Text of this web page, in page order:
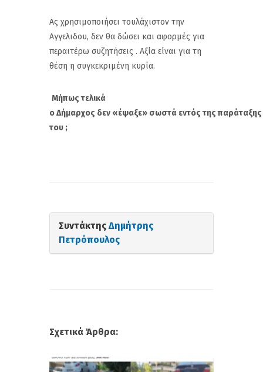
Ας χρησιμοποιήσει τουλάχιστον την
Αγγελιδου, δεν θα δώσει και αφορμές για
περαιτέρω συζητήσεις . Αξία είναι για τη
θέση η συγκεκριμένη κυρία.
Μήπως τελικά
οΔήμαρχος δεν «έψαξε» σωστά εντός της παράταξης
του ;
Συντάκτης Δημήτρης
Πετρόπουλος
Σχετικά Άρθρα: